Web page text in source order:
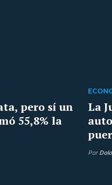
pero sí un
55,8% la
La
Por